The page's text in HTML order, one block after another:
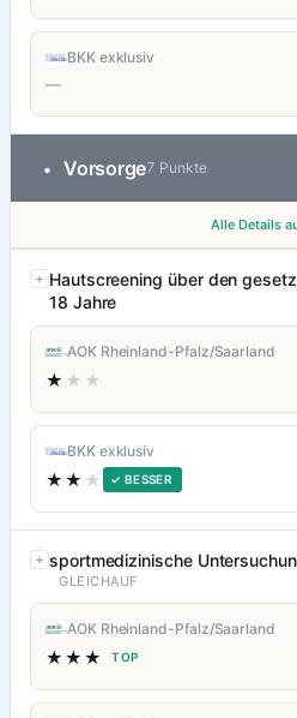
BKK exklusiv
—
• Vorsorge7 Punkte
Alle Details
Hautscreening über den
18 Jahre
AOK Rheinland-Pfalz/Saarland
★ ★★
BKK exklusiv
★★ ★ ✓ BESSER
sportmedizinische
GLEICHAUF
AOK Rheinland-Pfalz/Saarland
★★★ TOP